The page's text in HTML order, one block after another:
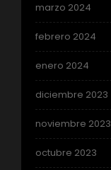
marzo 2024
febrero 2024
enero 2024
diciembre 2023
noviembre 2023
octubre 2023